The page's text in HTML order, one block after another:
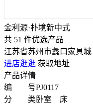
金利源·朴境新中式
共 51 件优选产品
江苏省苏州市蠡口家具城
进店逛逛 获取地址
产品详情
编 号PJ0117
分 类卧室 床